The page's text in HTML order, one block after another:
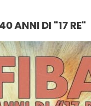
ANNI DI "17 RE"